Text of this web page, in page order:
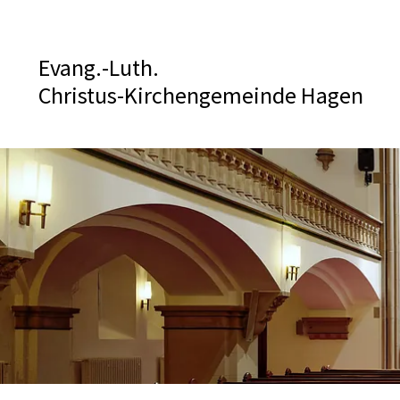
Evang.-Luth.
Christus-Kirchengemeinde Hagen